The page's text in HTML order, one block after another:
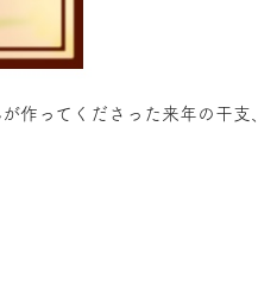
作ってくださった来年の干支、